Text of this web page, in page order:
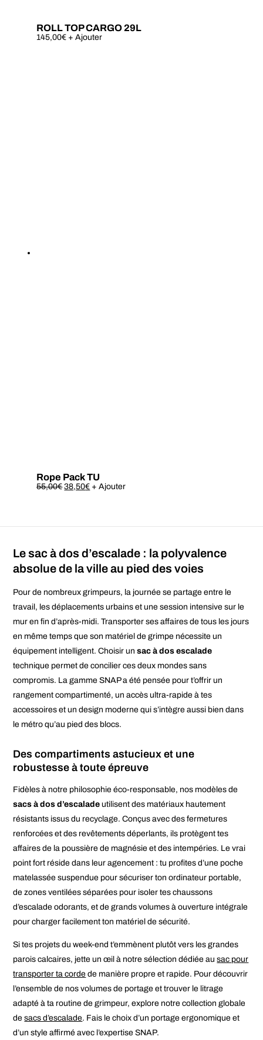
ROLL TOP CARGO 29L
145,00€ + AjouterCe
Rope Pack TU
55,00€ 38,50€ + AjouterCe
peuvent
être
choisies
sur
page
produit
Le sac à dos d’escalade : la polyvalence
absolue de la ville au pied des voies
Pour de nombreux grimpeurs, la journée se partage entre le
travail, les déplacements urbains et une session intensive sur le
mur en fin d’après-midi. Transporter ses affaires de tous les jours
en même temps que son matériel de grimpe nécessite un
équipement intelligent. Choisir unsac à dos escalade
technique permet de concilier ces deux mondes sans
compromis. La gamme SNAP a été pensée pour t’offrir un
rangement compartimenté, un accès ultra-rapide à tes
accessoires et un design moderne qui s’intègre aussi bien dans
le métro qu’au pied des blocs.
Des compartiments astucieux et une
robustesse à toute épreuve
Fidèles à notre philosophie éco-responsable, nos modèles de
sacs à dos d’escalade utilisent des matériaux hautement
résistants issus du recyclage. Conçus avec des fermetures
renforcées et des revêtements déperlants, ils protègent tes
affaires de la poussière de magnésie et des intempéries. Le vrai
point fort réside dans leur agencement : tu profites d’une poche
matelassée suspendue pour sécuriser ton ordinateur portable,
de zones ventilées séparées pour isoler tes chaussons
d’escalade odorants, et de grands volumes à ouverture intégrale
pour charger facilement ton matériel de sécurité.
Si tes projets du week-end t’emmènent plutôt vers les grandes
parois calcaires, jette un œil à notre sélection dédiée ausac pour
transporter ta corde de manière propre et rapide. Pour découvrir
l’ensemble de nos volumes de portage et trouver le litrage
adapté à ta routine de grimpeur, explore notre collection globale
desacs d’escalade. Fais le choix d’un portage ergonomique et
d’un style affirmé avec l’expertise SNAP.